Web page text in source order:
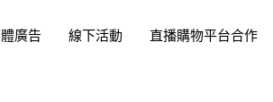
廣告 線下活動 直播購物平台合作